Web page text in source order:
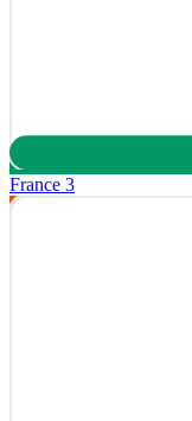
France 3